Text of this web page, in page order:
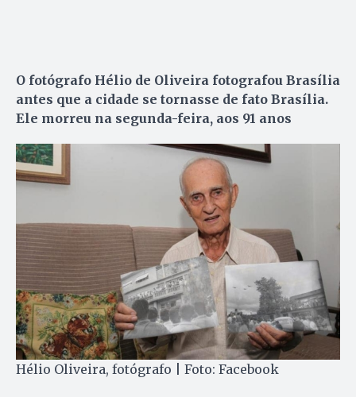
O fotógrafo Hélio de Oliveira fotografou Brasília
antes que a cidade se tornasse de fato Brasília.
Ele morreu na segunda-feira, aos 91 anos
Hélio Oliveira, fotógrafo | Foto: Facebook